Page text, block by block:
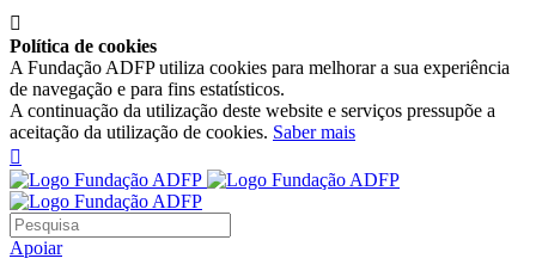

Política de cookies
A Fundação ADFP utiliza cookies para melhorar a sua experiência
de navegação e para fins estatísticos.
A continuação da utilização deste website e serviços pressupõe a
aceitação da utilização de cookies. Saber mais

Apoiar